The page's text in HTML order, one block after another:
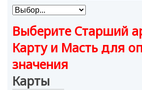
Выберите Старший
Карту и Масть для
значения
Карты